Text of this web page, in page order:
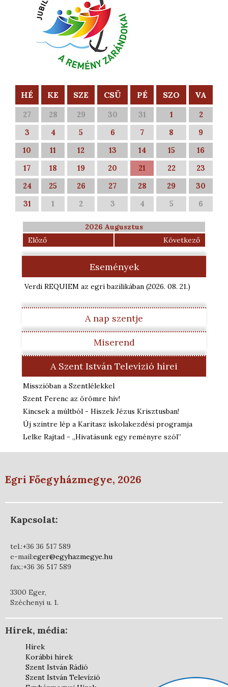
HÉ KE SZE CSÜ PÉ SZO VA
27 28 29 30 31 1
2
3
4 5 6 7 8
9
10
11 12 13 14 15
16
17
18 19 20 21 22
23
24
25 26 27 28 29
30
31
1 2 3 4 5 6
2026 Augusztus
Előző
Következő
Események
Verdi REQUIEM az egri bazilikában (2026. 08. 21.)
A nap szentje
Miserend
A Szent István Televízió hírei
Misszióban a Szentlélekkel
Szent Ferenc az örömre hív!
Kincsek a múltból - Hiszek Jézus Krisztusban!
Új szintre lép a Karitasz iskolakezdési programja
Lelke Rajtad - „Hivatásunk egy reményre szól”
Egri Főegyházmegye, 2026
Kapcsolat:
tel.:+36 36 517 589
e-mail:eger@egyhazmegye.hu
fax.:+36 36 517 589
3300 Eger,
Széchenyi u. 1.
Hírek, média:
Hírek
Korábbi hírek
Szent István Rádió
Szent István Televízió